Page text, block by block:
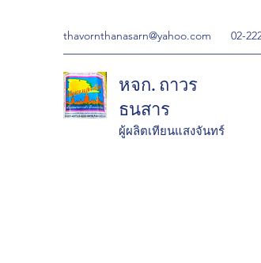
thavornthanasarn@yahoo.com 02-
หจก. ถาวร
ธนสาร
ผู้ผลิตเทียนแสงจันทร์